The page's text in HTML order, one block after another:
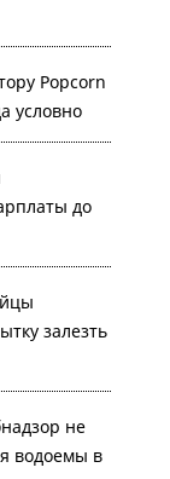
Popcorn
условно
до
залезть
не
водоемы в